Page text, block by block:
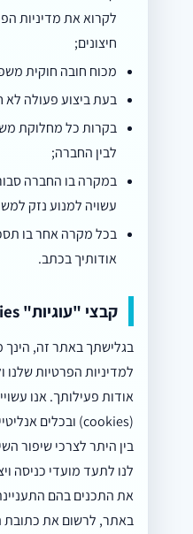
לקרוא את מדיניות
חיצונים;
מכוח חובה חוקית
בעת ביצוע פעולה
בקרות כל מחלוקת
לבין החברה;
במקרה בו החברה
עשויה למנוע נזק
בכל מקרה אחר בו
אודותיך בכתב.
קבצי "עוגיות" Cookies
בגלישתך באתר זה,
למדיניות הפרטיות שלנו
אודות פעילותך. אנו
בין היתר לצרכי שיפור
לנו לתעד מועדי כניסה
את התכנים בהם
באתר, לרשום את כתובת